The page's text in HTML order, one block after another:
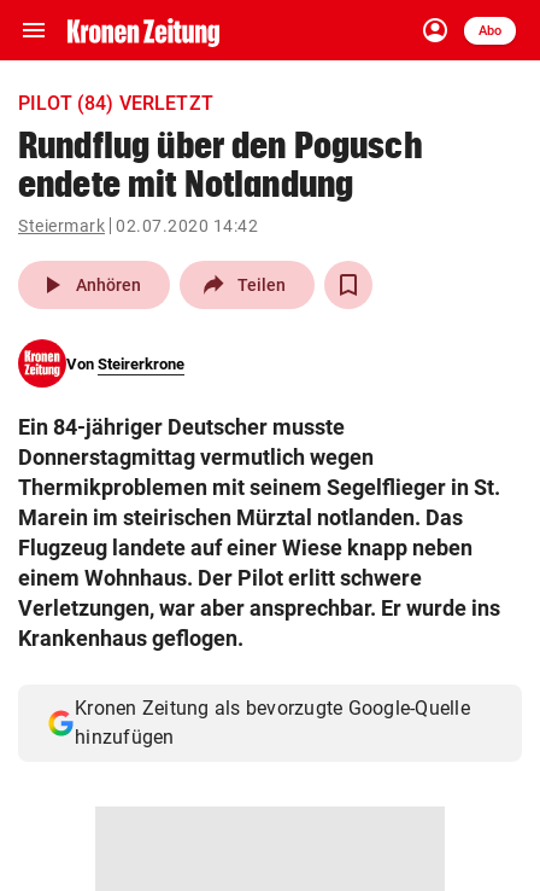
menu Navigation
ein-/ausklappen
account_circle
Anmelden
Abo
close Schließen
account_circle Anmelden
pin_drop
Wien arrow_right
search
eingeben
© Krone Multimedia GmbH & Co KG 2026
Muthgasse 2, 1190 Wien
PILOT (84) VERLETZT
Rundflug über den Pogusch
endete mit Notlandung
Steiermark 02.07.2020 14:42
play_arrow Anhören Teilen
Von Steirerkrone
Ein 84-jähriger Deutscher musste
Donnerstagmittag vermutlich wegen
Thermikproblemen mit seinem Segelflieger in St.
Marein im steirischen Mürztal notlanden. Das
Flugzeug landete auf einer Wiese knapp neben
einem Wohnhaus. Der Pilot erlitt schwere
Verletzungen, war aber ansprechbar. Er wurde ins
Krankenhaus geflogen.
Kronen Zeitung als bevorzugte Google-Quelle
hinzufügen